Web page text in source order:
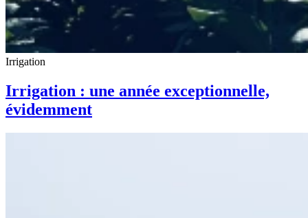
Irrigation
Irrigation : une année exceptionnelle,
évidemment